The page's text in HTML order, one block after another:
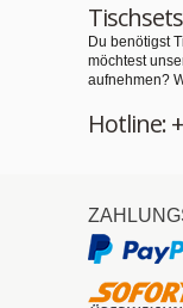
Du benötigst
möchtest
aufnehmen?
Hotline: